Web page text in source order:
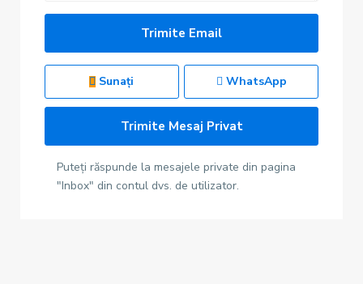
Sunați WhatsApp
Puteți răspunde la mesajele private din pagina
"Inbox" din contul dvs. de utilizator.